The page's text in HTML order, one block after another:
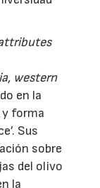
western
en la
y forma
Sus
sobre
del olivo
la